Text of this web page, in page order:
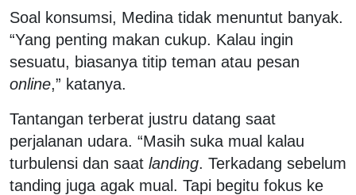
Soal konsumsi, Medina tidak menuntut banyak.
“Yang penting makan cukup. Kalau ingin
sesuatu, biasanya titip teman atau pesan
online,” katanya.
Tantangan terberat justru datang saat
perjalanan udara. “Masih suka mual kalau
turbulensi dan saat landing. Terkadang sebelum
tanding juga agak mual. Tapi begitu fokus ke